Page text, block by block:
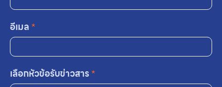
อีเมล *
เลือกหัวข้อรับข่าวสาร*